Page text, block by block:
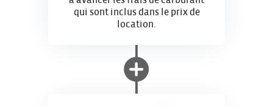
qui sont inclus dans le prix de
location.